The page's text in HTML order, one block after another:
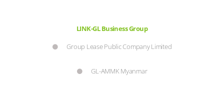
LINK-GL Business Group
Group Lease Public Company Limited
GL-AMMK Myanmar